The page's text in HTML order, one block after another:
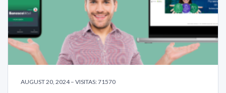
AUGUST 20, 2024 – VISITAS: 71570